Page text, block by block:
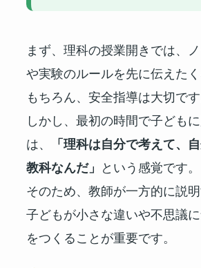
まず、理科の授業開きでは、
や実験のルールを先に伝えたく
もちろん、安全指導は大切です
しかし、最初の時間で子ども
は、
「理科は自分で考えて、
教科なんだ」
という感覚です。
そのため、教師が一方的に説明
子どもが小さな違いや不思議
をつくることが重要です。